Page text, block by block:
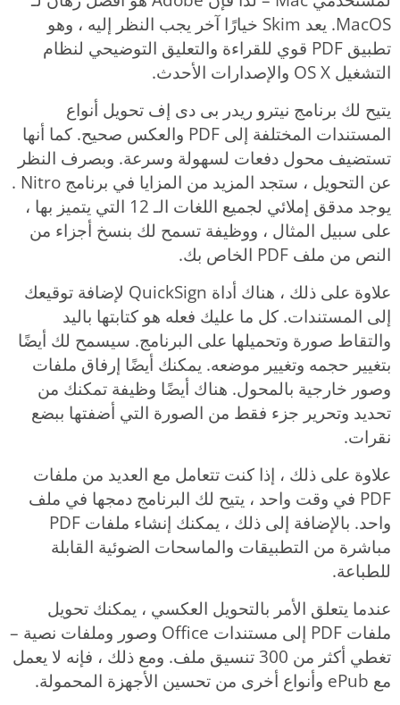
MacOS. يعد Skim خيارًا آخر يجب النظر إليه ، وهو
تطبيق PDF قوي للقراءة والتعليق التوضيحي لنظام
التشغيل OS X والإصدارات الأحدث.
يتيح لك برنامج نيترو ريدر بى دى إف تحويل أنواع
المستندات المختلفة إلى PDF والعكس صحيح. كما أنها
تستضيف محول دفعات لسهولة وسرعة. وبصرف النظر
عن التحويل ، ستجد المزيد من المزايا في برنامج Nitro .
يوجد مدقق إملائي لجميع اللغات الـ 12 التي يتميز بها ،
على سبيل المثال ، ووظيفة تسمح لك بنسخ أجزاء من
النص من ملف PDF الخاص بك.
علاوة على ذلك ، هناك أداة QuickSign لإضافة توقيعك
إلى المستندات. كل ما عليك فعله هو كتابتها باليد
والتقاط صورة وتحميلها على البرنامج. سيسمح لك أيضًا
بتغيير حجمه وتغيير موضعه. يمكنك أيضًا إرفاق ملفات
وصور خارجية بالمحول. هناك أيضًا وظيفة تمكنك من
تحديد وتحرير جزء فقط من الصورة التي أضفتها ببضع
نقرات.
علاوة على ذلك ، إذا كنت تتعامل مع العديد من ملفات
PDF في وقت واحد ، يتيح لك البرنامج دمجها في ملف
واحد. بالإضافة إلى ذلك ، يمكنك إنشاء ملفات PDF
مباشرة من التطبيقات والماسحات الضوئية القابلة
للطباعة.
عندما يتعلق الأمر بالتحويل العكسي ، يمكنك تحويل
ملفات PDF إلى مستندات Office وصور وملفات نصية –
تغطي أكثر من 300 تنسيق ملف. ومع ذلك ، فإنه لا يعمل
مع ePub وأنواع أخرى من تحسين الأجهزة المحمولة.